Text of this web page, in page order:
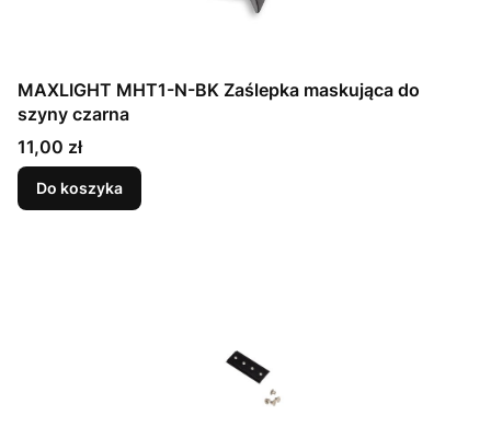
MAXLIGHT MHT1-N-BK Zaślepka maskująca do
szyny czarna
Cena
11,00 zł
Do koszyka